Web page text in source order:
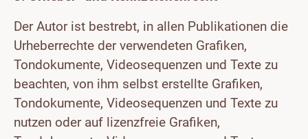
Der Autor ist bestrebt, in allen Publikationen die
Urheberrechte der verwendeten Grafiken,
Tondokumente, Videosequenzen und Texte zu
beachten, von ihm selbst erstellte Grafiken,
Tondokumente, Videosequenzen und Texte zu
nutzen oder auf lizenzfreie Grafiken,